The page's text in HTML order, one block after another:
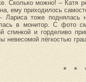
Сколько можно! – Катя
ему приходилось
тоже поднялась
в монитор. С фото
спинкой и горделиво
лёгкостью
* *